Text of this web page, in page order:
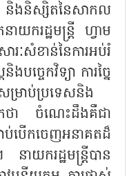
និងនិស្សិតនៃសាកល
ករដ្ឋមន្ត្រី ហ្វាម
ៈសំខាន់នៃការអប់រំ
ច្ចេកវិទ្យា ការច្នៃ
ម្រាប់ប្រទេសនិង
ា ចំណេះដឹងគឺជា
រាប់បើកចេញអនាគតដ៏
នាយករដ្ឋមន្ត្រីបាន